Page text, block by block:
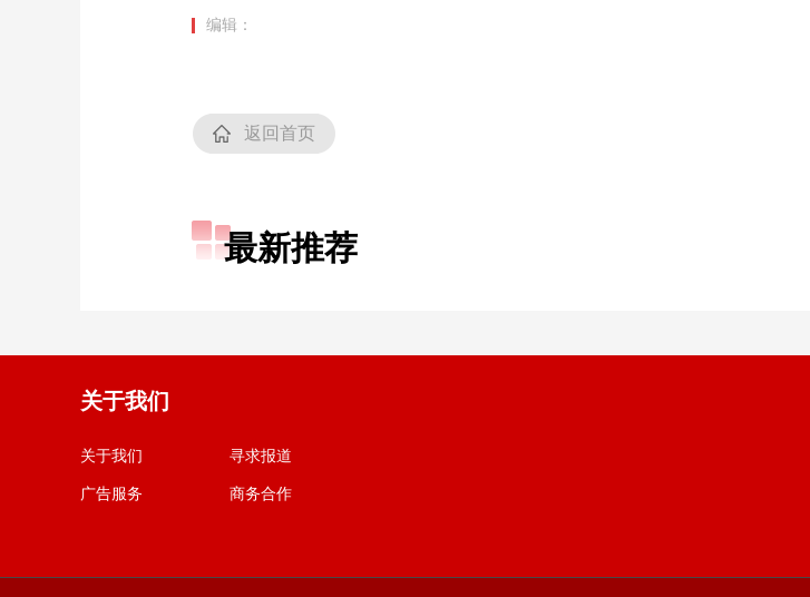
编辑：
返回首页
最新推荐
关于我们
关于我们 寻求报道
广告服务 商务合作